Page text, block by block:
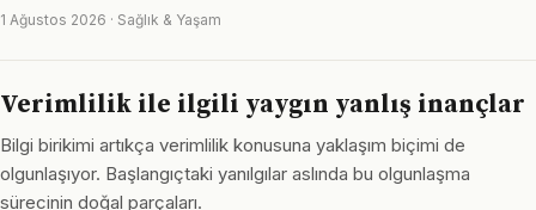
1 Ağustos 2026 · Sağlık & Yaşam
Verimlilik ile ilgili yaygın yanlış inançlar
Bilgi birikimi artıkça verimlilik konusuna yaklaşım biçimi de
olgunlaşıyor. Başlangıçtaki yanılgılar aslında bu olgunlaşma
sürecinin doğal parçaları.